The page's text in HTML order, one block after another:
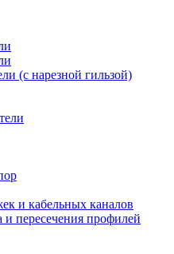
(с нарезной гильзой)
и кабельных каналов
пересечения профилей